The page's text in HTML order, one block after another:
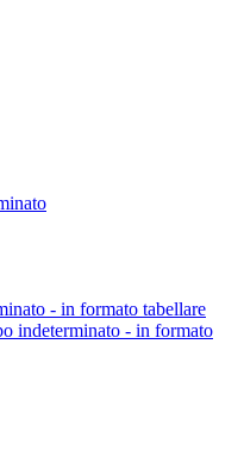
- in formato tabellare
indeterminato - in formato